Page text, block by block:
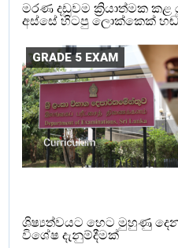
මරණ දඩුවම ක්‍රියාත්මක කළ
අස්සේ හිටපු ලොක්කෙක් හඬ
GRADE 5 EXAM
ශිෂ්‍යත්වයට හෙට මුහුණු
විශේෂ දැනුම්දීමක්